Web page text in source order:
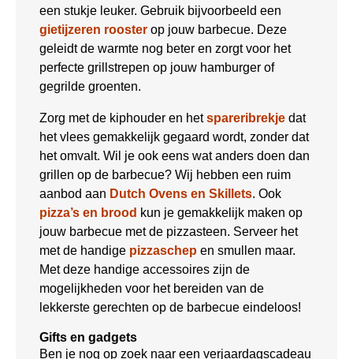
een stukje leuker. Gebruik bijvoorbeeld een
gietijzeren rooster op jouw barbecue. Deze
geleidt de warmte nog beter en zorgt voor het
perfecte grillstrepen op jouw hamburger of
gegrilde groenten.
Zorg met de kiphouder en hetspareribrekje dat
het vlees gemakkelijk gegaard wordt, zonder dat
het omvalt. Wil je ook eens wat anders doen dan
grillen op de barbecue? Wij hebben een ruim
aanbod aan Dutch Ovens en Skillets. Ook
pizza’s en brood kun je gemakkelijk maken op
jouw barbecue met de pizzasteen. Serveer het
met de handige pizzaschep en smullen maar.
Met deze handige accessoires zijn de
mogelijkheden voor het bereiden van de
lekkerste gerechten op de barbecue eindeloos!
Gifts en gadgets
Ben je nog op zoek naar een verjaardagscadeau